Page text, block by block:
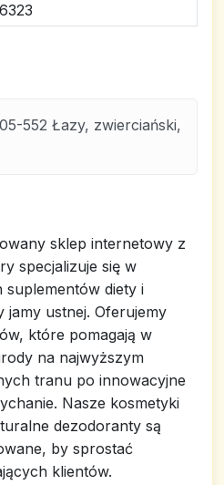
552 Łazy, zwierciański,
sklep internetowy z
specjalizuje się w
diety i
jamy ustnej. Oferujemy
które pomagają w
na najwyższym
tranu po innowacyjne
Nasze kosmetyki
dezodoranty są
by sprostać
klientów.